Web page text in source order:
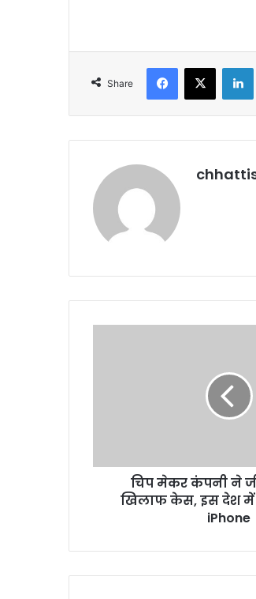
Share
Facebook
X
केस,
हो
चिप मेकर कंपनी ने
खिलाफ केस, इस देश में
iPhone